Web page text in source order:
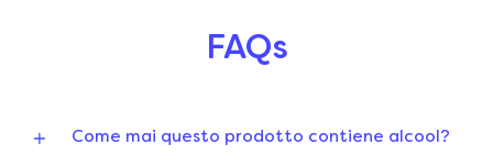
FAQs
Come mai questo prodotto contiene alcool?